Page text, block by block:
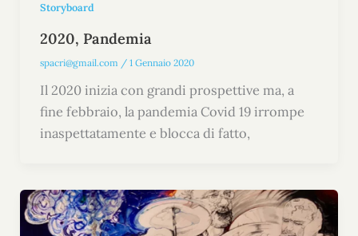
Storyboard
2020, Pandemia
spacri@gmail.com / 1 Gennaio 2020
Il 2020 inizia con grandi prospettive ma, a
fine febbraio, la pandemia Covid 19 irrompe
inaspettatamente e blocca di fatto,